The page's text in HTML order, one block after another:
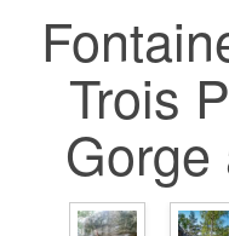
Trois
Gorge